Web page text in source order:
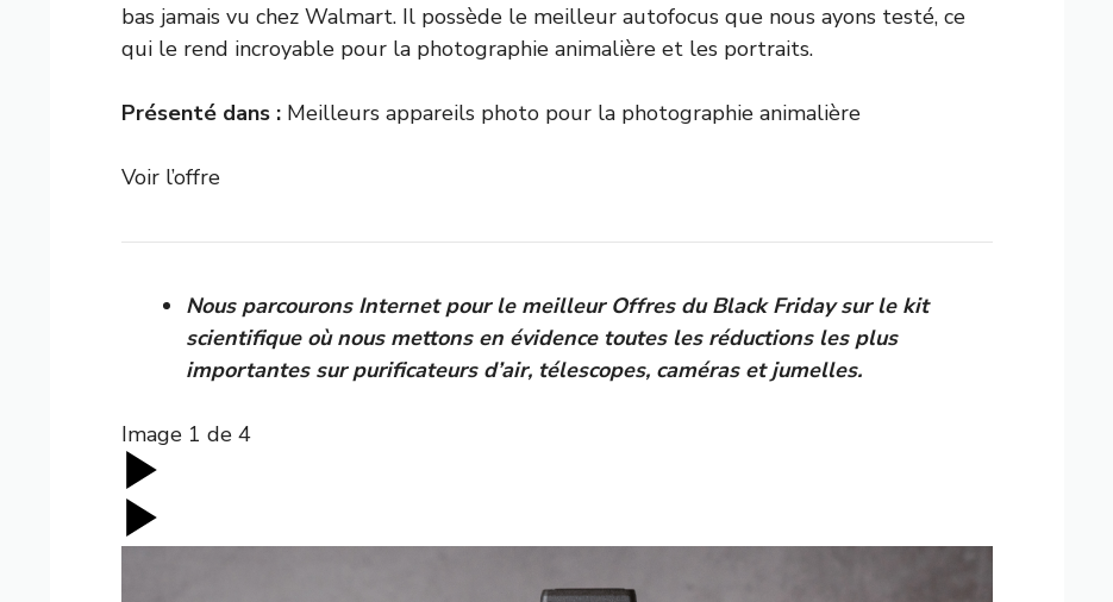
bas jamais vu chez Walmart. Il possède le meilleur autofocus que nous ayons testé, ce
qui le rend incroyable pour la photographie animalière et les portraits.
Présenté dans : Meilleurs appareils photo pour la photographie animalière
Voir l’offre
Nous parcourons Internet pour le meilleur Offres du Black Friday sur le kit
scientifiqueoù nous mettons en évidence toutes les réductions les plus
importantes surpurificateurs d’air, télescopes, camérasetjumelles.
Image 1 de 4